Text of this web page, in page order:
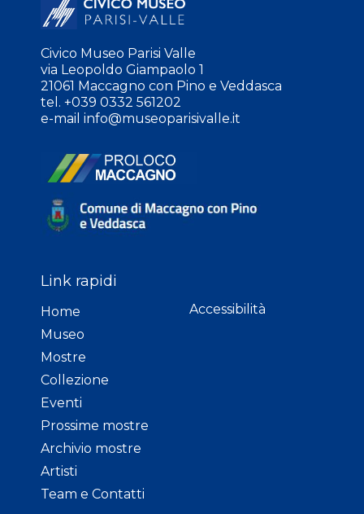
Civico Museo Parisi Valle
via Leopoldo Giampaolo 1
21061 Maccagno con Pino e Veddasca
tel. +039 0332 561202
e-mail info@museoparisivalle.it
Link rapidi
Home
Museo
Mostre
Collezione
Eventi
Prossime mostre
Archivio mostre
Artisti
Team e Contatti
Accessibilità